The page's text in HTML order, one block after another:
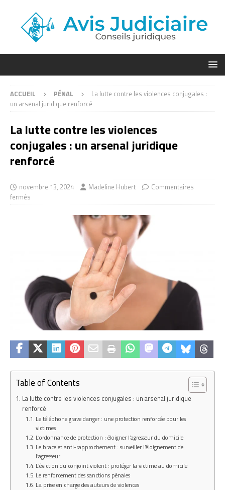
ACCUEIL PÉNAL
La lutte contre les violences conjugales :
un arsenal juridique renforcé
La lutte contre les violences
conjugales : un arsenal juridique
renforcé
novembre 13, 2024 Madeline Hubert
Commentaires
fermés
Table of Contents
La lutte contre les violences conjugales : un arsenal juridique
renforcé
Le téléphone grave danger : une protection renforcée pour les
victimes
L’ordonnance de protection : éloigner l’agresseur du domicile
Le bracelet anti-rapprochement : surveiller l’éloignement de
l’agresseur
L’éviction du conjoint violent : protéger la victime au domicile
Le renforcement des sanctions pénales
La prise en charge des auteurs de violences